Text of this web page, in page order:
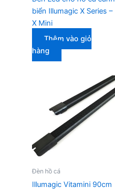
biển Illumagic X Series –
X Mini
Thêm vào giỏ
hàng
Đèn hồ cá
Illumagic Vitamini 90cm